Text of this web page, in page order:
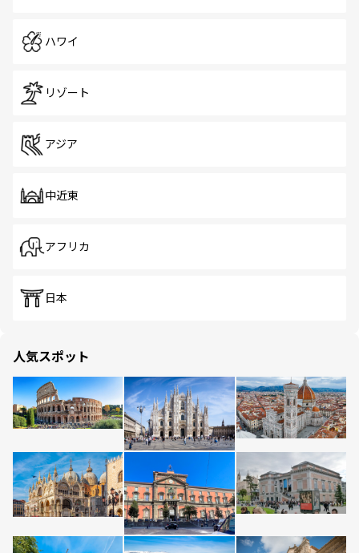
ハワイ
リゾート
アジア
中近東
アフリカ
日本
人気スポット